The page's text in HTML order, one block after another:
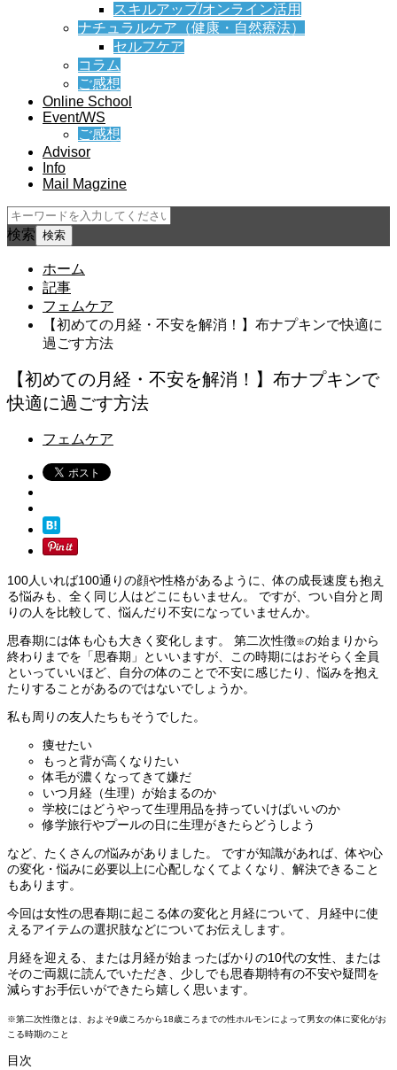
スキルアップ/オンライン活用
ナチュラルケア（健康・自然療法）
セルフケア
コラム
ご感想
Online School
Event/WS
ご感想
Advisor
Info
Mail Magzine
検索
ホーム
記事
フェムケア
【初めての月経・不安を解消！】布ナプキンで快適に
過ごす方法
【初めての月経・不安を解消！】布ナプキンで
快適に過ごす方法
フェムケア
100人いれば100通りの顔や性格があるように、体の成長速度も抱え
る悩みも、全く同じ人はどこにもいません。 ですが、つい自分と周
りの人を比較して、悩んだり不安になっていませんか。
思春期には体も心も大きく変化します。 第二次性徴※の始まりから
終わりまでを「思春期」といいますが、この時期にはおそらく全員
といっていいほど、自分の体のことで不安に感じたり、悩みを抱え
たりすることがあるのではないでしょうか。
私も周りの友人たちもそうでした。
痩せたい
もっと背が高くなりたい
体毛が濃くなってきて嫌だ
いつ月経（生理）が始まるのか
学校にはどうやって生理用品を持っていけばいいのか
修学旅行やプールの日に生理がきたらどうしよう
など、たくさんの悩みがありました。 ですが知識があれば、体や心
の変化・悩みに必要以上に心配しなくてよくなり、解決できること
もあります。
今回は女性の思春期に起こる体の変化と月経について、月経中に使
えるアイテムの選択肢などについてお伝えします。
月経を迎える、または月経が始まったばかりの10代の女性、または
そのご両親に読んでいただき、少しでも思春期特有の不安や疑問を
減らすお手伝いができたら嬉しく思います。
※第二次性徴とは、およそ9歳ころから18歳ころまでの性ホルモンによって男女の体に変化がお
こる時期のこと
目次